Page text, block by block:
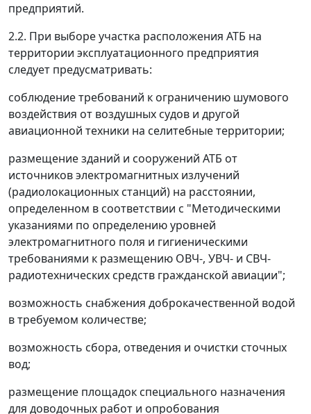
предприятий.
2.2. При выборе участка расположения АТБ на
территории эксплуатационного предприятия
следует предусматривать:
соблюдение требований к ограничению шумового
воздействия от воздушных судов и другой
авиационной техники на селитебные территории;
размещение зданий и сооружений АТБ от
источников электромагнитных излучений
(радиолокационных станций) на расстоянии,
определенном в соответствии с "Методическими
указаниями по определению уровней
электромагнитного поля и гигиеническими
требованиями к размещению ОВЧ-, УВЧ- и СВЧ-
радиотехнических средств гражданской авиации";
возможность снабжения доброкачественной водой
в требуемом количестве;
возможность сбора, отведения и очистки сточных
вод;
размещение площадок специального назначения
для доводочных работ и опробования